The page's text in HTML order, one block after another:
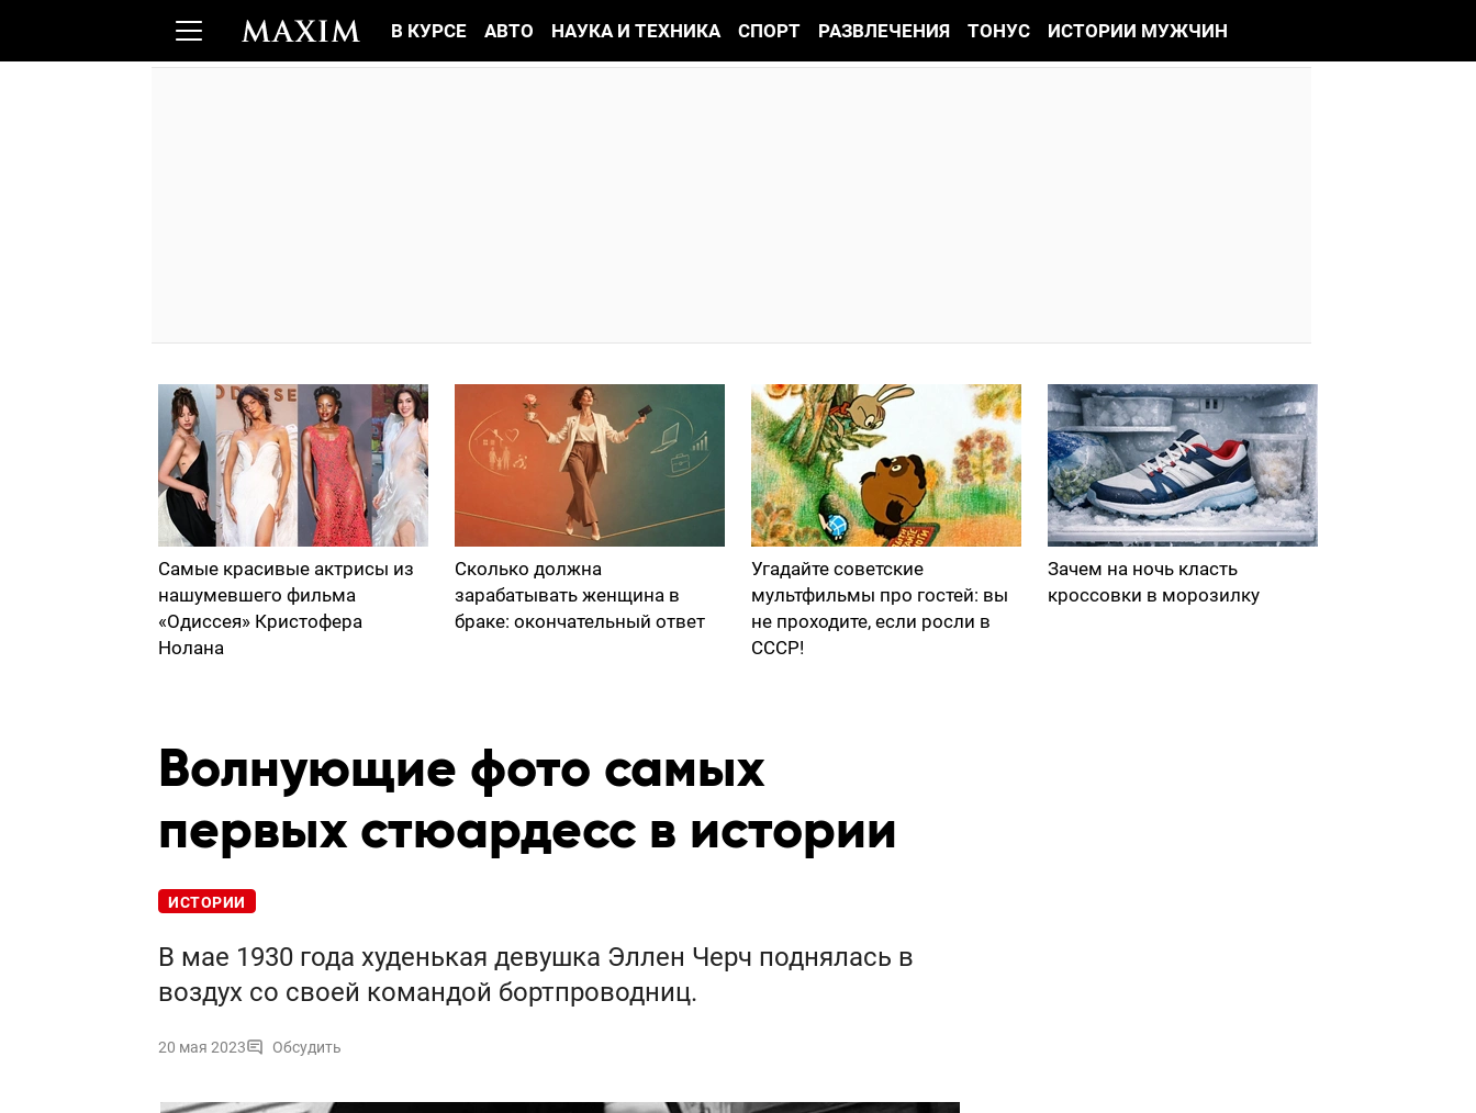
В КУРСЕ АВТО НАУКА И ТЕХНИКА СПОРТ РАЗВЛЕЧЕНИЯ ТОНУС ИСТОРИИ МУЖЧИН
Самые красивые актрисы из
нашумевшего фильма
«Одиссея» Кристофера
Нолана
Сколько должна
зарабатывать женщина в
браке: окончательный ответ
Угадайте советские
мультфильмы про гостей: вы
не проходите, если росли в
СССР!
Зачем на ночь класть
кроссовки в морозилку
Волнующие фото самых
первых стюардесс в истории
ИСТОРИИ
В мае 1930 года худенькая девушка Эллен Черч поднялась в
воздух со своей командой бортпроводниц.
20 мая 2023 Обсудить